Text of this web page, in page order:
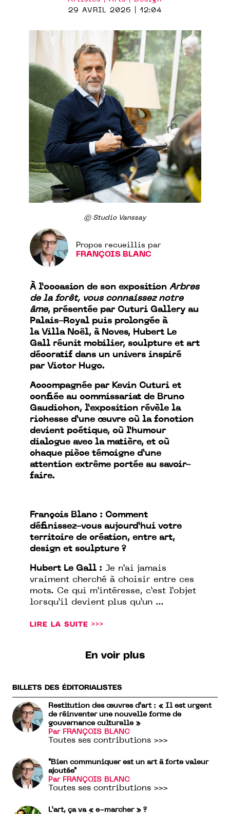
29 AVRIL 2026 | 12:04
© Studio Vanssay
Propos recueillis par
FRANÇOIS BLANC
À l’occasion de son exposition Arbres
de la forêt, vous connaissez notre
âme, présentée par Cuturi Gallery au
Palais-Royal puis prolongée à
la Villa Noël, à Noves, Hubert Le
Gall réunit mobilier, sculpture et art
décoratif dans un univers inspiré
par Victor Hugo.
Accompagnée par Kevin Cuturi et
confiée au commissariat de Bruno
Gaudichon, l’exposition révèle la
richesse d’une œuvre où la fonction
devient poétique, où l’humour
dialogue avec la matière, et où
chaque pièce témoigne d’une
attention extrême portée au savoir-
faire.
François Blanc : Comment
définissez-vous aujourd’hui votre
territoire de création, entre art,
design et sculpture ?
Hubert Le Gall : Je n’ai jamais
vraiment cherché à choisir entre ces
mots. Ce qui m’intéresse, c’est l’objet
lorsqu’il devient plus qu’un ...
LIRE LA SUITE >>>
En voir plus
BILLETS DES ÉDITORIALISTES
Restitution des œuvres d’art : « Il est urgent
de réinventer une nouvelle forme de
gouvernance culturelle »
Par FRANÇOIS BLANC
Toutes ses contributions >>>
"Bien communiquer est un art à forte valeur
ajoutée"
Par FRANÇOIS BLANC
Toutes ses contributions >>>
L’art, ça va « e-marcher » ?